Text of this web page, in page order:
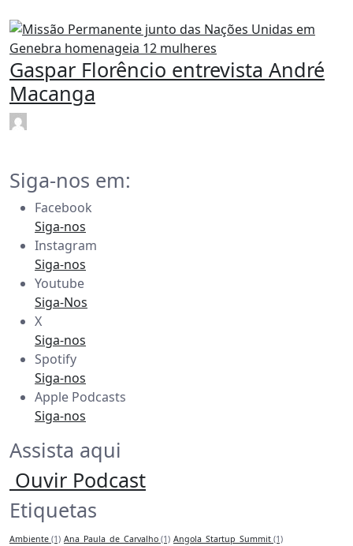
Gaspar Florêncio entrevista André
Macanga
Siga-nos em:
Facebook
Siga-nos
Instagram
Siga-nos
Youtube
Siga-Nos
X
Siga-nos
Spotify
Siga-nos
Apple Podcasts
Siga-nos
Assista aqui
Ouvir Podcast
Etiquetas
Ambiente (1) Ana_Paula_de_Carvalho (1) Angola_Startup_Summit (1)